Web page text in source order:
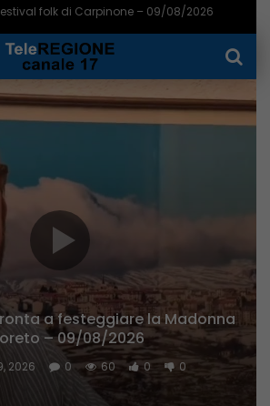
folk di Carpinone – 09/08/2026
della Libera Università e
libero – 09/08/2026
2026 0 245 1 0